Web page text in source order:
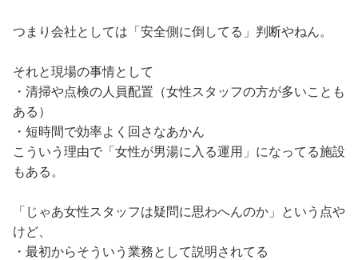
つまり会社としては「安全側に倒してる」判断やねん。
それと現場の事情として
・清掃や点検の人員配置（女性スタッフの方が多いことも
ある）
・短時間で効率よく回さなあかん
こういう理由で「女性が男湯に入る運用」になってる施設
もある。
「じゃあ女性スタッフは疑問に思わへんのか」という点や
けど、
・最初からそういう業務として説明されてる